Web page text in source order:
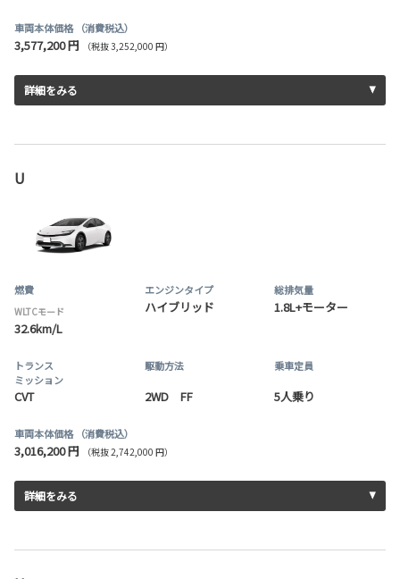
車両本体価格 （消費税込）
3,577,200 円 （税抜 3,252,000 円）
詳細をみる
U
燃費
WLTCモード
32.6km/L
エンジンタイプ
ハイブリッド
総排気量
1.8L+モーター
トランス
ミッション
CVT
駆動方法
2WD FF
乗車定員
5人乗り
車両本体価格 （消費税込）
3,016,200 円 （税抜 2,742,000 円）
詳細をみる